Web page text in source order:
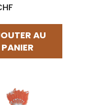
AU
PANIER